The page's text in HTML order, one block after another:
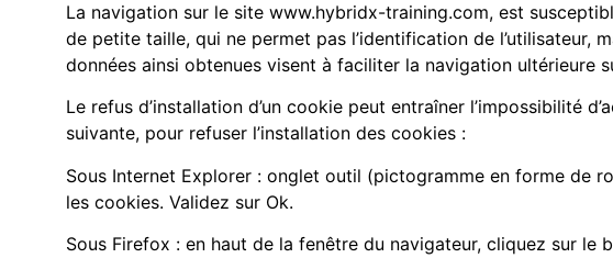
La navigation sur le site www.hybridx-training.com, est
de petite taille, qui ne permet pas l’identification de l’utilisateur,
données ainsi obtenues visent à faciliter la navigation ultérieure
Le refus d’installation d’un cookie peut entraîner l’impossibilité
suivante, pour refuser l’installation des cookies :
Sous Internet Explorer : onglet outil (pictogramme en forme de
les cookies. Validez sur Ok.
Sous Firefox : en haut de la fenêtre du navigateur, cliquez sur le